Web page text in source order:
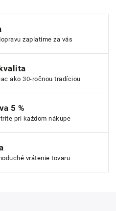
zaplatíme za vás
ako 30-ročnou tradíciou
5 %
pri každom nákupe
vrátenie tovaru